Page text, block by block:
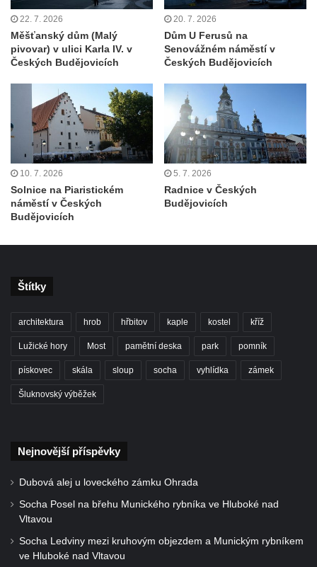
v Čechách
Dům čp. 172 v Palackého ulici v Novém
Boru
Dům čp. 170 na Palackého náměstí v
Novém Boru
Dům čp. 183 na Palackého náměstí v
Novém Boru
Dům čp. 184 na Palackého náměstí v
Novém Boru
Dům čp. 215 v ulici Bratří Čapků v Novém
Boru
Dům čp. 129 ve Sloupské ulici v Novém
Dům čp. 107 v Kalinově ulici v Novém Boru
Dům čp. 46 v ulici T. G. Masaryka v Novém
Dům čp. 106 v Kalinově ulici v Novém Boru
(informační středisko)
Kittelův dům čp. 101 v Novém Boru
22. 7. 2026
Měšťanský dům (Malý
pivovar) v ulici Karla IV. v
Českých Budějovicích
20. 7. 2026
Dům U Ferusů na
Senovážném náměstí v
Českých Budějovicích
10. 7. 2026
Solnice na Piaristickém
náměstí v Českých
Budějovicích
5. 7. 2026
Radnice v Českých
Budějovicích
Štítky
architektura hrob hřbitov kaple kostel kříž
Lužické hory Most pamětní deska park pomník
pískovec skála sloup socha vyhlídka zámek
Šluknovský výběžek
Nejnovější příspěvky
Dubová alej u loveckého zámku Ohrada
Socha Posel na břehu Munického rybníka ve Hluboké nad
Vltavou
Socha Ledviny mezi kruhovým objezdem a Munickým rybníkem
ve Hluboké nad Vltavou